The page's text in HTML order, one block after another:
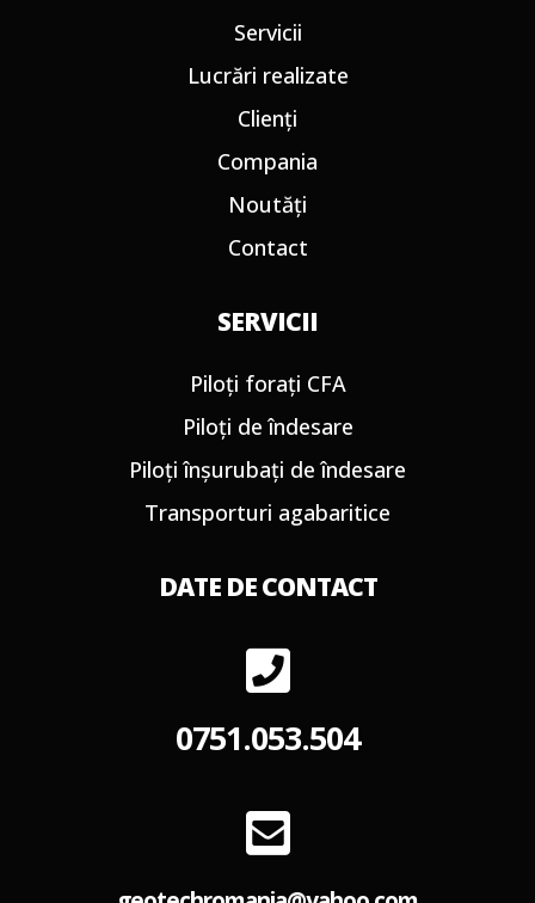
Servicii
Lucrări realizate
Clienți
Compania
Noutăți
Contact
SERVICII
Piloți forați CFA
Piloți de îndesare
Piloți înșurubați de îndesare
Transporturi agabaritice
DATE DE CONTACT
0751.053.504